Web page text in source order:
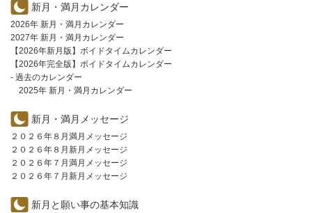
新月・満月カレンダー
2026年 新月・満月カレンダー
2027年 新月・満月カレンダー
【2026年新月版】ボイドタイムカレンダー
【2026年完全版】ボイドタイムカレンダー
- 過去のカレンダー
2025年 新月・満月カレンダー
新月・満月メッセージ
２０２６年８月満月メッセージ
２０２６年８月新月メッセージ
２０２６年７月満月メッセージ
２０２６年７月新月メッセージ
新月と願い事の基本知識